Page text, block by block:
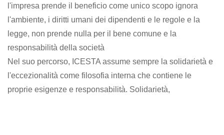
l'impresa prende il beneficio come unico scopo ignora
l'ambiente, i diritti umani dei dipendenti e le regole e la
legge, non prende nulla per il bene comune e la
responsabilità della società
Nel suo percorso, ICESTA assume sempre la solidarietà e
l'eccezionalità come filosofia interna che contiene le
proprie esigenze e responsabilità. Solidarietà,